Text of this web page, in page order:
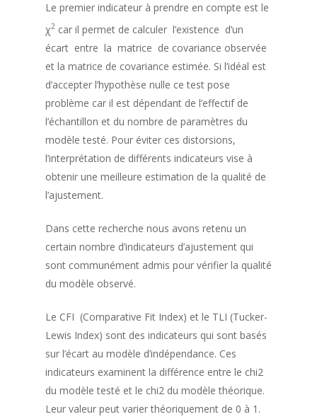
Le premier indicateur à prendre en compte est le
χ2 car il permet de calculer l’existence d’un
écart entre la matrice de covariance observée
et la matrice de covariance estimée. Si l’idéal est
d’accepter l’hypothèse nulle ce test pose
problème car il est dépendant de l’effectif de
l’échantillon et du nombre de paramètres du
modèle testé. Pour éviter ces distorsions,
l’interprétation de différents indicateurs vise à
obtenir une meilleure estimation de la qualité de
l’ajustement.
Dans cette recherche nous avons retenu un
certain nombre d’indicateurs d’ajustement qui
sont communément admis pour vérifier la qualité
du modèle observé.
Le CFI (Comparative Fit Index) et le TLI (Tucker-
Lewis Index) sont des indicateurs qui sont basés
sur l’écart au modèle d’indépendance. Ces
indicateurs examinent la différence entre le chi2
du modèle testé et le chi2 du modèle théorique.
Leur valeur peut varier théoriquement de 0 à 1.